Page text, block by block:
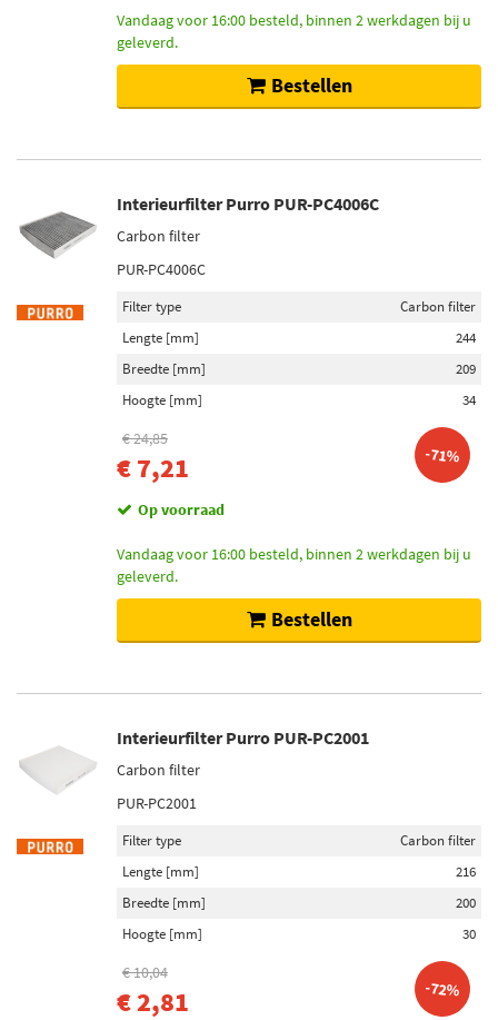
Vandaag voor 16:00 besteld, binnen 2 werkdagen bij u
geleverd.
Bestellen
Interieurfilter Purro PUR-PC4006C
Carbon filter
PUR-PC4006C
Filter type
Carbon filter
Lengte [mm]
244
Breedte [mm]
209
Hoogte [mm]
34
€ 24,85
€ 7,21 -71%
Op voorraad
Vandaag voor 16:00 besteld, binnen 2 werkdagen bij u
geleverd.
Bestellen
Interieurfilter Purro PUR-PC2001
Carbon filter
PUR-PC2001
Filter type
Carbon filter
Lengte [mm]
216
Breedte [mm]
200
Hoogte [mm]
30
€ 10,04
€ 2,81 -72%